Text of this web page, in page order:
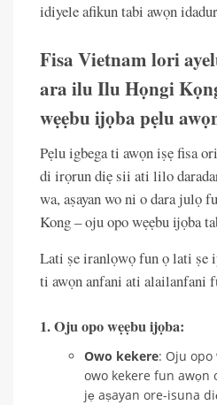
idiyele afikun tabi awọn
Fisa Vietnam lori
ara ilu Ilu Họngi
wẹẹbu ijọba pẹlu
Pẹlu igbega ti awọn iṣẹ fisa
di irọrun diẹ sii ati lilo
wa, aṣayan wo ni o dara julọ
Kong – oju opo wẹẹbu ijọba
Lati ṣe iranlọwọ fun ọ lati ṣe
ti awọn anfani ati alailanfani
1. Oju opo wẹẹbu ijọba:
Owo kekere: Oju
owo kekere fun awọn
jẹ aṣayan ore-isuna